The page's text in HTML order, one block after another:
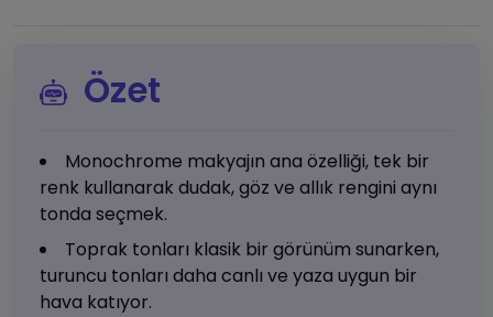
Özet
Monochrome makyajın ana özelliği, tek bir
renk kullanarak dudak, göz ve allık rengini aynı
tonda seçmek.
Toprak tonları klasik bir görünüm sunarken,
turuncu tonları daha canlı ve yaza uygun bir
hava katıyor.